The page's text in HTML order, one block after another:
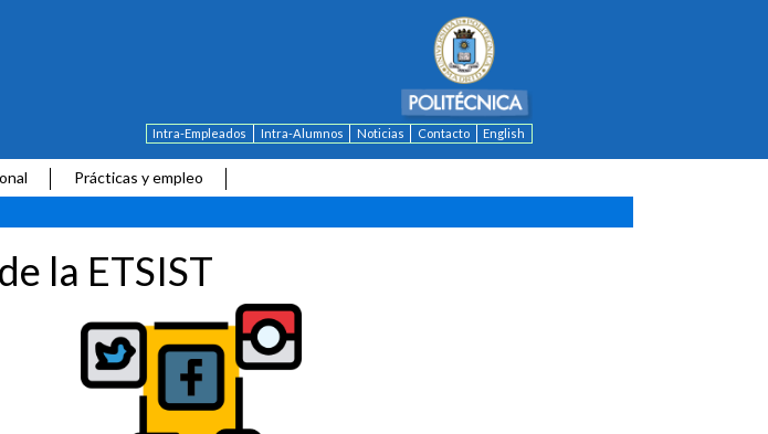
Intra-Empleados Intra-Alumnos Noticias Contacto English
Prácticas y empleo
la ETSIST